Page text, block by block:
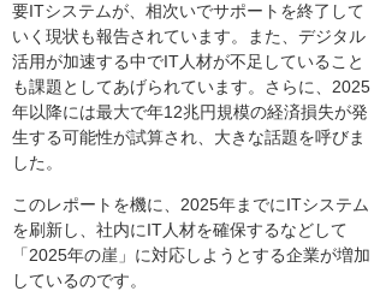
要ITシステムが、相次いでサポートを終了して
いく現状も報告されています。また、デジタル
活用が加速する中でIT人材が不足していること
も課題としてあげられています。さらに、2025
年以降には最大で年12兆円規模の経済損失が発
生する可能性が試算され、大きな話題を呼びま
した。
このレポートを機に、2025年までにITシステム
を刷新し、社内にIT人材を確保するなどして
「2025年の崖」に対応しようとする企業が増加
しているのです。